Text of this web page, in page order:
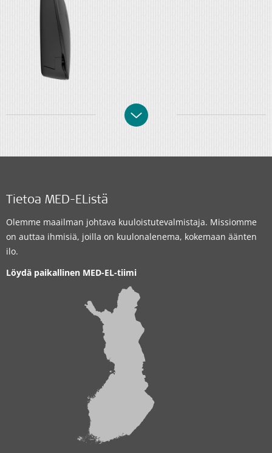
Tietoa MED-EListä
Olemme maailman johtava kuuloistutevalmistaja. Missiomme
on auttaa ihmisiä, joilla on kuulonalenema, kokemaan äänten
ilo.
Löydä paikallinen MED-EL-tiimi